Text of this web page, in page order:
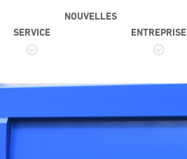
SERVICE
NOUVELLES
ENTREPRISE